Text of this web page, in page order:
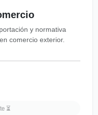
y normativa
comercio exterior.
⏳